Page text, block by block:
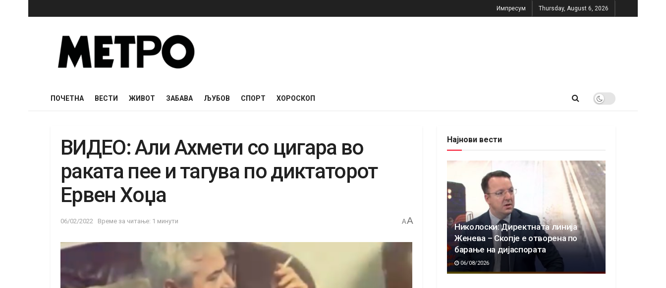
Импресум Thursday, August 6, 2026
ПОЧЕТНА ВЕСТИ ЖИВОТ ЗАБАВА ЉУБОВ СПОРТ ХОРОСКОП
ВИДЕО: Али Ахмети со цигара во
раката пее и тагува по диктаторот
Ервен Хоџа
06/02/2022 Време за читање: 1 минути AA
Најнови вести
Николоски: Директната линија
Женева – Скопје е отворена по
барање на дијаспората
06/08/2026